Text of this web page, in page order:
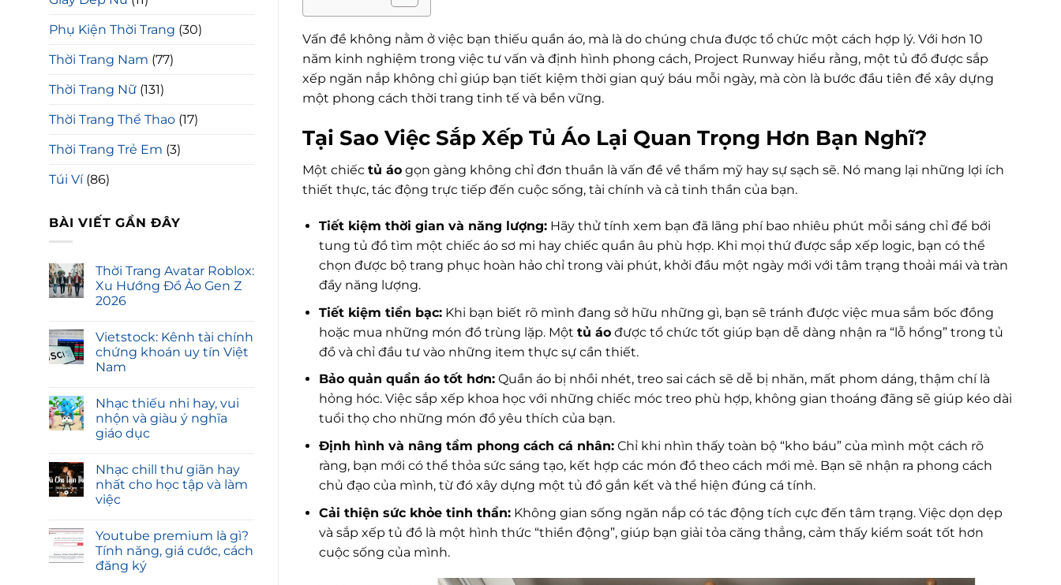
Phụ Kiện Thời Trang (30)
Thời Trang Nam (77)
Thời Trang Nữ (131)
Thời Trang Thể Thao (17)
Thời Trang Trẻ Em (3)
Túi Ví(86)
BÀI VIẾT GẦN ĐÂY
Thời Trang Avatar Roblox:
Xu Hướng Đồ Ảo Gen Z
2026
Vietstock: Kênh tài chính
chứng khoán uy tín Việt
Nam
Nhạc thiếu nhi hay, vui
nhộn và giàu ý nghĩa
giáo dục
Nhạc chill thư giãn hay
nhất cho học tập và làm
việc
Youtube premium là gì?
Tính năng, giá cước, cách
đăng ký
Vấn đề không nằm ở việc bạn thiếu quần áo, mà là do chúng chưa được tổ chức một cách hợp lý. Với hơn 10
năm kinh nghiệm trong việc tư vấn và định hình phong cách, Project Runway hiểu rằng, một tủ đồ được sắp
xếp ngăn nắp không chỉ giúp bạn tiết kiệm thời gian quý báu mỗi ngày, mà còn là bước đầu tiên để xây dựng
một phong cách thời trang tinh tế và bền vững.
Tại Sao Việc Sắp Xếp Tủ Áo Lại Quan Trọng Hơn Bạn Nghĩ?
Một chiếc tủ áo gọn gàng không chỉ đơn thuần là vấn đề về thẩm mỹ hay sự sạch sẽ. Nó mang lại những lợi ích
thiết thực, tác động trực tiếp đến cuộc sống, tài chính và cả tinh thần của bạn.
Tiết kiệm thời gian và năng lượng:Hãy thử tính xem bạn đã lãng phí bao nhiêu phút mỗi sáng chỉ để bới
tung tủ đồ tìm một chiếc áo sơ mi hay chiếc quần âu phù hợp. Khi mọi thứ được sắp xếp logic, bạn có thể
chọn được bộ trang phục hoàn hảo chỉ trong vài phút, khởi đầu một ngày mới với tâm trạng thoải mái và tràn
đầy năng lượng.
Tiết kiệm tiền bạc:Khi bạn biết rõ mình đang sở hữu những gì, bạn sẽ tránh được việc mua sắm bốc đồng
hoặc mua những món đồ trùng lặp. Một tủ áođược tổ chức tốt giúp bạn dễ dàng nhận ra “lỗ hổng” trong tủ
đồ và chỉ đầu tư vào những item thực sự cần thiết.
Bảo quản quần áo tốt hơn:Quần áo bị nhồi nhét, treo sai cách sẽ dễ bị nhăn, mất phom dáng, thậm chí là
hỏng hóc. Việc sắp xếp khoa học với những chiếc móc treo phù hợp, không gian thoáng đãng sẽ giúp kéo dài
tuổi thọ cho những món đồ yêu thích của bạn.
Định hình và nâng tầm phong cách cá nhân:Chỉ khi nhìn thấy toàn bộ “kho báu” của mình một cách rõ
ràng, bạn mới có thể thỏa sức sáng tạo, kết hợp các món đồ theo cách mới mẻ. Bạn sẽ nhận ra phong cách
chủ đạo của mình, từ đó xây dựng một tủ đồ gắn kết và thể hiện đúng cá tính.
Cải thiện sức khỏe tinh thần:Không gian sống ngăn nắp có tác động tích cực đến tâm trạng. Việc dọn dẹp
và sắp xếp tủ đồ là một hình thức “thiền động”, giúp bạn giải tỏa căng thẳng, cảm thấy kiểm soát tốt hơn
cuộc sống của mình.